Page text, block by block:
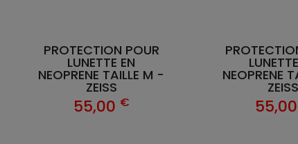
PROTECTION POUR
LUNETTE EN
NEOPRENE TAILLE M -
ZEISS
55,00 €
NEOPRENE
ZEISS
55,00